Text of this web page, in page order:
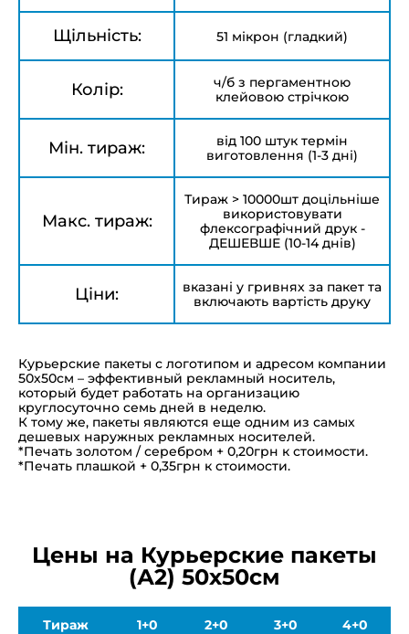
Щільність: 51 мікрон (гладкий)
Колір:
ч/б з пергаментною
клейовою стрічкою
Мін. тираж:
від 100 штук термін
виготовлення (1-3 дні)
Макс. тираж:
Тираж > 10000шт доцільніше
використовувати
флексографічний друк -
ДЕШЕВШЕ (10-14 днів)
Ціни:
вказані у гривнях за пакет та
включають вартість друку
Курьерские пакеты с логотипом и адресом компании
50х50см – эффективный рекламный носитель,
который будет работать на организацию
круглосуточно семь дней в неделю.
К тому же, пакеты являются еще одним из самых
дешевых наружных рекламных носителей.
*Печать золотом / серебром + 0,20грн к стоимости.
*Печать плашкой + 0,35грн к стоимости.
Цены на Курьерские пакеты
(А2) 50х50см
Тираж 1+0 2+0 3+0 4+0